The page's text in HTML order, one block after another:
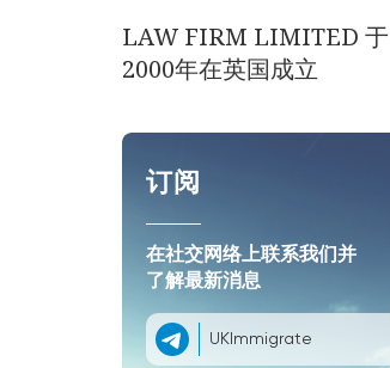
LAW FIRM LIMITED 于
2000年在英国成立
订阅
在社交网络上联系我们并
了解最新消息
UKImmigrate